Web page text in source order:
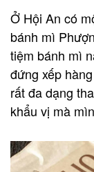
Ở Hội An có
bánh mì
tiệm bánh mì
đứng xếp
rất đa dạng
khẩu vị mà